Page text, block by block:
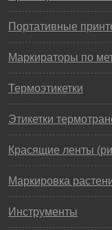
Портативные
Маркираторы по
Термоэтикетки
Этикетки
Красящие ленты
Маркировка
Инструменты